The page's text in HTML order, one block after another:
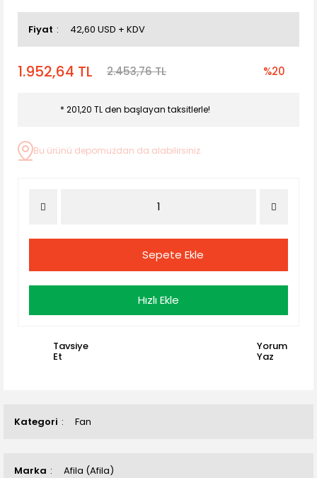
Kategori Fan
Marka Afila (Afila)
Fiyat 42,60 USD + KDV
1.952,64 TL 2.453,76 TL %20
* 201,20 TL den başlayan taksitlerle!
Bu ürünü depomuzdan da alabilirsiniz.
Sepete Ekle
Hızlı Ekle
Tavsiye
Et
Yorum
Yaz